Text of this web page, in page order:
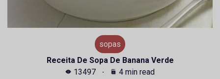
sopas
Receita De Sopa De Banana Verde
13497
4 min read